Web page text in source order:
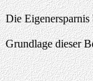
Die Eigenersparnis
Grundlage dieser